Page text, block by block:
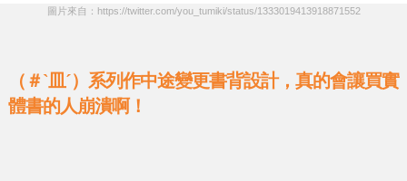
圖片來自：https://twitter.com/you_tumiki/status/1333019413918871552
（＃`皿´）系列作中途變更書背設計，真的會讓買實
體書的人崩潰啊！